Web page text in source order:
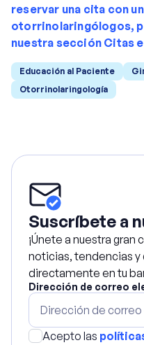
reservar una cita con
otorrinolaringólogos,
nuestra sección Citas
Educación al Paciente
Otorrinolaringología
Suscríbete a
¡Únete a nuestra
noticias, tendencias y
directamente en tu
Dirección de correo
Acepto las